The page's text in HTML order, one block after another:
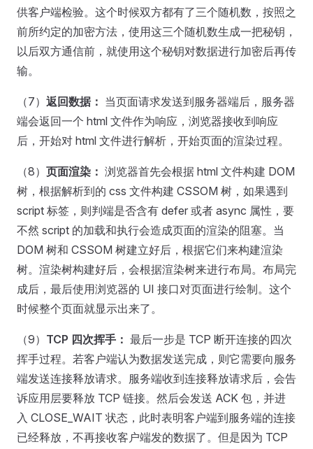
供客户端检验。这个时候双方都有了三个随机数，按照之
前所约定的加密方法，使用这三个随机数生成一把秘钥，
以后双方通信前，就使用这个秘钥对数据进行加密后再传
输。
（7） 返回数据： 当页面请求发送到服务器端后，服务器
端会返回一个 html 文件作为响应，浏览器接收到响应
后，开始对 html 文件进行解析，开始页面的渲染过程。
（8） 页面渲染： 浏览器首先会根据 html 文件构建 DOM
树，根据解析到的 css 文件构建 CSSOM 树，如果遇到
script 标签，则判端是否含有 defer 或者 async 属性，要
不然 script 的加载和执行会造成页面的渲染的阻塞。当
DOM 树和 CSSOM 树建立好后，根据它们来构建渲染
树。渲染树构建好后，会根据渲染树来进行布局。布局完
成后，最后使用浏览器的 UI 接口对页面进行绘制。这个
时候整个页面就显示出来了。
（9） TCP 四次挥手： 最后一步是 TCP 断开连接的四次
挥手过程。若客户端认为数据发送完成，则它需要向服务
端发送连接释放请求。服务端收到连接释放请求后，会告
诉应用层要释放 TCP 链接。然后会发送 ACK 包，并进
入 CLOSE_WAIT 状态，此时表明客户端到服务端的连接
已经释放，不再接收客户端发的数据了。但是因为 TCP